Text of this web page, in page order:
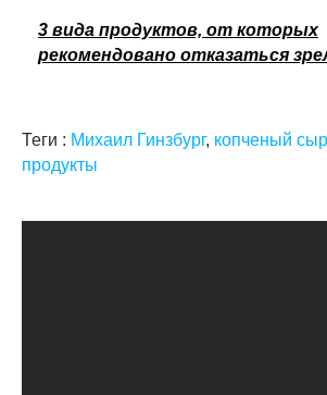
3 вида продуктов, от которых
рекомендовано отказаться
Теги : Михаил Гинзбург, копченый сыр
продукты